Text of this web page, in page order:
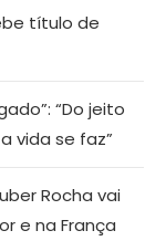
título de
“Do jeito
vida se faz”
Rocha vai
e na França